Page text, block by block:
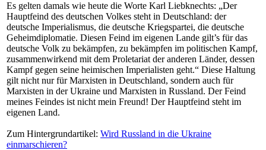
Es gelten damals wie heute die Worte Karl Liebknechts: „Der
Hauptfeind des deutschen Volkes steht in Deutschland: der
deutsche Imperialismus, die deutsche Kriegspartei, die deutsche
Geheimdiplomatie. Diesen Feind im eigenen Lande gilt’s für das
deutsche Volk zu bekämpfen, zu bekämpfen im politischen Kampf,
zusammenwirkend mit dem Proletariat der anderen Länder, dessen
Kampf gegen seine heimischen Imperialisten geht.“ Diese Haltung
gilt nicht nur für Marxisten in Deutschland, sondern auch für
Marxisten in der Ukraine und Marxisten in Russland. Der Feind
meines Feindes ist nicht mein Freund! Der Hauptfeind steht im
eigenen Land.
Zum Hintergrundartikel: Wird Russland in die Ukraine
einmarschieren?